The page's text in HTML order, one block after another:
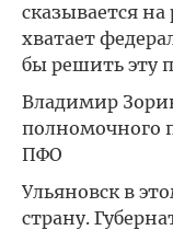
сказывается
хватает
бы решить эту
Владимир
полномочного
ПФО
Ульяновск в
страну.